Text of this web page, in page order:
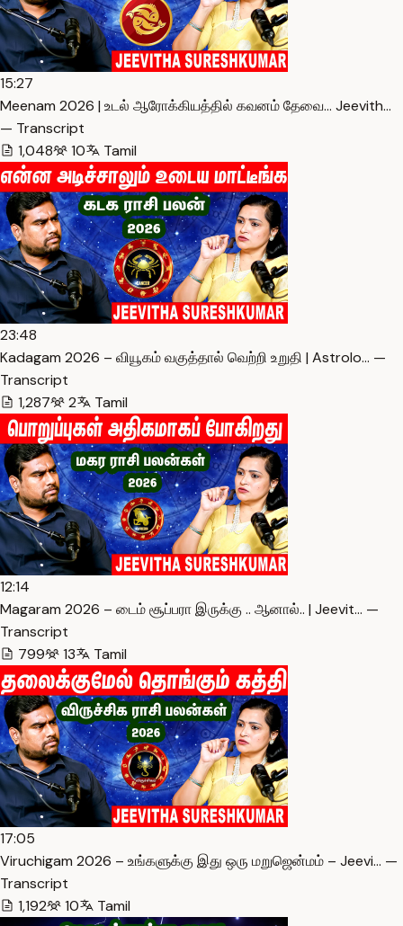
15:27
Meenam 2026 | உடல் ஆரோக்கியத்தில் கவனம் தேவை… Jeevith…
— Transcript
1,048
10 Tamil
23:48
Kadagam 2026 – வியூகம் வகுத்தால் வெற்றி உறுதி | Astrolo… —
Transcript
1,287
2 Tamil
12:14
Magaram 2026 – டைம் சூப்பரா இருக்கு .. ஆனால்.. | Jeevit… —
Transcript
799
13 Tamil
17:05
Viruchigam 2026 – உங்களுக்கு இது ஒரு மறுஜென்மம் – Jeevi… —
Transcript
1,192
10 Tamil